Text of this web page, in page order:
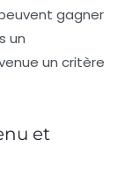
gagner
un
un critère
et